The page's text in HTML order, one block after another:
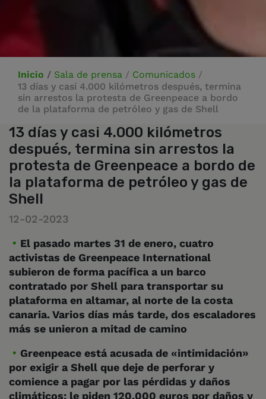
Inicio / Sala de prensa / Comunicados /
13 días y casi 4.000 kilómetros después, termina
sin arrestos la protesta de Greenpeace a bordo
de la plataforma de petróleo y gas de Shell
13 días y casi 4.000 kilómetros
después, termina sin arrestos la
protesta de Greenpeace a bordo de
la plataforma de petróleo y gas de
Shell
12-02-2023
El pasado martes 31 de enero, cuatro
activistas de Greenpeace International
subieron de forma pacífica a un barco
contratado por Shell para transportar su
plataforma en altamar, al norte de la costa
canaria. Varios días más tarde, dos escaladores
más se unieron a mitad de camino
Greenpeace está acusada de «intimidación»
por exigir a Shell que deje de perforar y
comience a pagar por las pérdidas y daños
climáticos: le piden 120.000 euros por daños y